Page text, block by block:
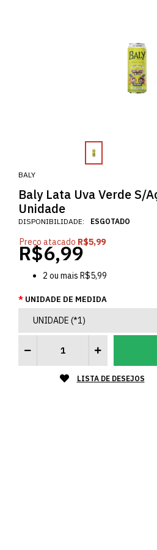
BALY
Baly Lata Uva Verde S/
Unidade
DISPONIBILIDADE: ESGOTADO
Preço atacado R$5,99
R$6,99
2 ou mais R$5,99
UNIDADE DE MEDIDA
LISTA DE DESEJOS